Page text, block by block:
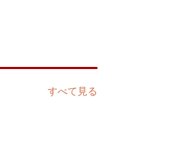
すべて見る